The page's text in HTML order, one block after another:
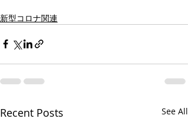
新型コロナ関連
Recent Posts See All